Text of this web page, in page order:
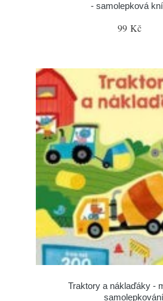
- samolepková
99 Kč
Traktory a náklaďáky -
samolepkování